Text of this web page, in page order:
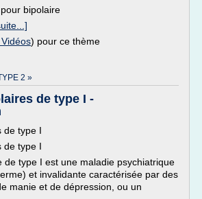
bipolaire
Vidéos) pour ce thème
2 »
de type I -
de type I
de type I
de type I est une maladie psychiatrique
et invalidante caractérisée par des
manie et de dépression, ou un